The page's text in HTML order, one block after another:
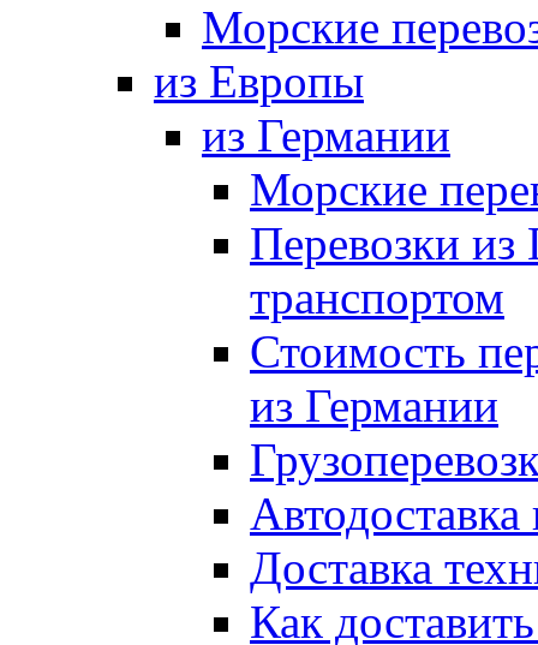
Морские
из Европы
из Германии
Морские
Перевозки
транспортом
Стоимость
из Германии
Доставка
Как